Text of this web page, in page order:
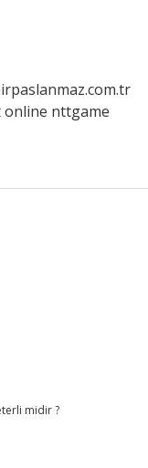
nttgame
midir ?